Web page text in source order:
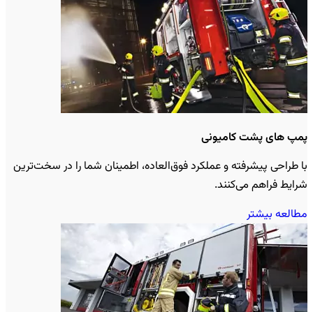
پمپ های پشت کامیونی
با طراحی پیشرفته و عملکرد فوق‌العاده، اطمینان شما را در سخت‌ترین
شرایط فراهم می‌کنند.
مطالعه بیشتر